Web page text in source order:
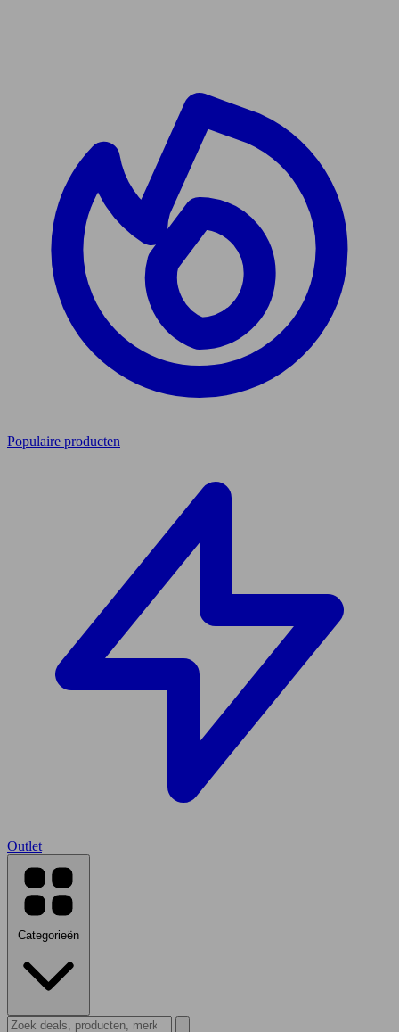
Populaire producten
Outlet
Categorieën